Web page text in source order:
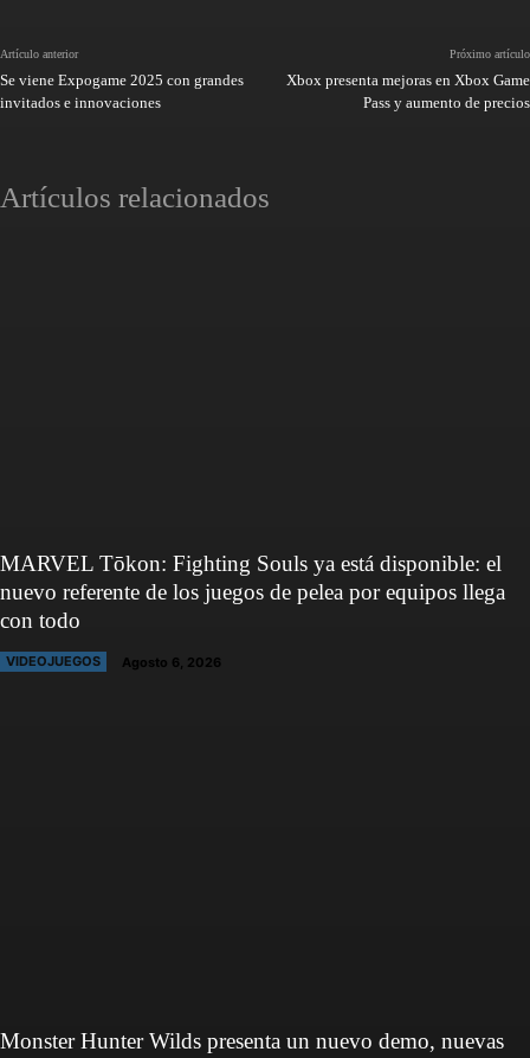
Artículo anterior
Se viene Expogame 2025 con grandes
invitados e innovaciones
Próximo artículo
Xbox presenta mejoras en Xbox Game
Pass y aumento de precios
Artículos relacionados
MARVEL Tōkon: Fighting Souls ya está disponible: el
nuevo referente de los juegos de pelea por equipos llega
con todo
VIDEOJUEGOS Agosto 6, 2026
Monster Hunter Wilds presenta un nuevo demo, nuevas